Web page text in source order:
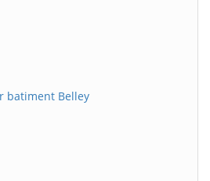
batiment Belley